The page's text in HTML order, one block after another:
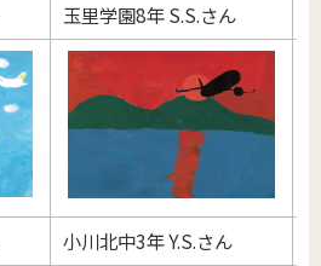
玉里学園8年 S.S.さん
小川北中3年 Y.S.さん